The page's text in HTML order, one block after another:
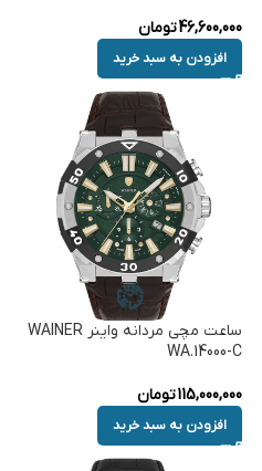
46,600,000تومان
افزودن به سبد خرید
ساعت مچی مردانه واینر WAINER
WA.14000-C
115,000,000تومان
افزودن به سبد خرید